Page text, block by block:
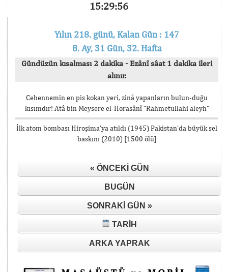
15:29:56
Yılın 218. günü, Kalan Gün : 147
8. Ay, 31 Gün, 32. Hafta
Gündüzün kısalması 2 dakika - Ezânî sâat 1 dakika ileri
alınır.
Cehennemin en pis kokan yeri, zinâ yapanların bulun-duğu
kısımdır! Atâ bin Meysere el-Horasânî “Rahmetullahi aleyh”
İlk atom bombası Hiroşima’ya atıldı (1945) Pakistan’da büyük sel
baskını (2010) [1500 ölü]
« ÖNCEKI GÜN
BUGÜN
SONRAKI GÜN »
TARIH
ARKA YAPRAK